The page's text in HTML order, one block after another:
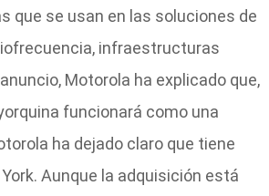
que se usan en las soluciones de
infraestructuras
Motorola ha explicado que,
funcionará como una
ha dejado claro que tiene
Aunque la adquisición está